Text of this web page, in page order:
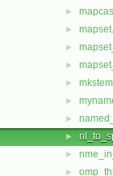
►
►
►
►
►
►
►
►
►
►